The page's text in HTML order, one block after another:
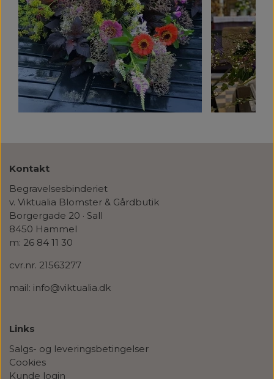
Kontakt
Begravelsesbinderiet
v. Viktualia Blomster & Gårdbutik
Borgergade 20 · Sall
8450 Hammel
m: 26 84 11 30
cvr.nr. 21563277
mail: info@viktualia.dk
Links
Salgs- og leveringsbetingelser
Cookies
Kunde login